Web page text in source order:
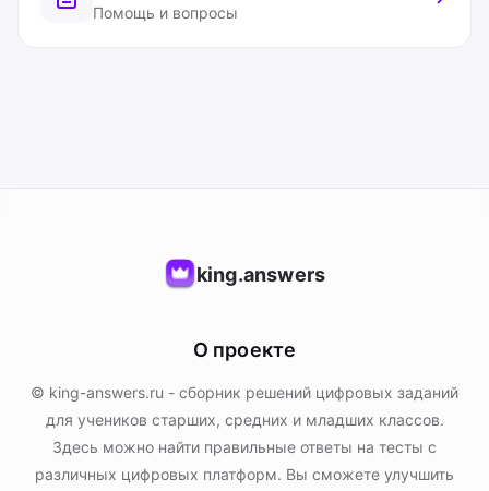
Помощь и вопросы
king.answers
О проекте
© king-answers.ru - сборник решений цифровых заданий
для учеников старших, средних и младших классов.
Здесь можно найти правильные ответы на тесты с
различных цифровых платформ. Вы сможете улучшить